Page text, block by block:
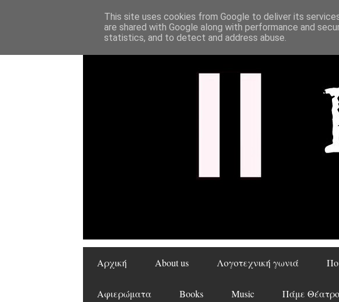
Αρχική About us Λογοτεχνική γωνιά
Αφιερώματα Books Music Πάμε Θέατρο
This site uses cookies from Google to deliver its
are shared with Google along with performance and
statistics, and to detect and address abuse.